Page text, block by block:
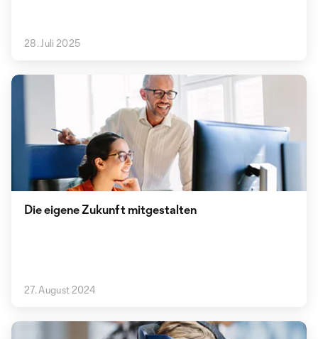
28. Juli 2025
Die eigene Zukunft mitgestalten
27. August 2024